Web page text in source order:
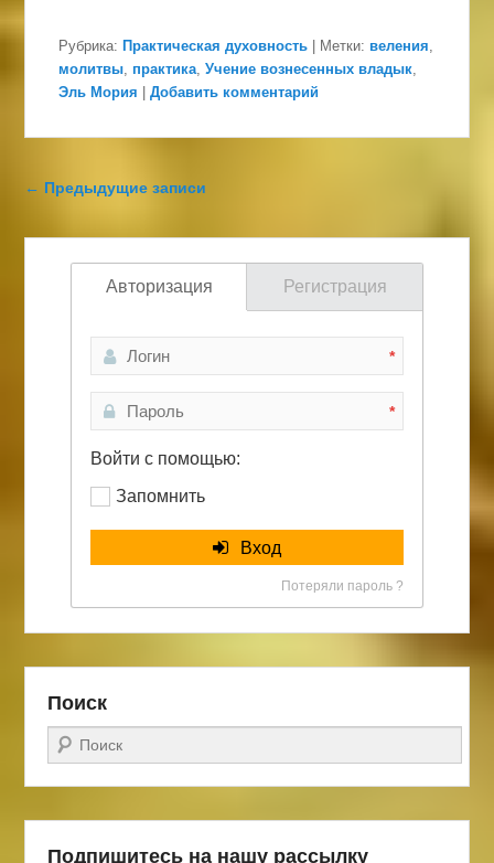
Рубрика: Практическая духовность Метки: веления
молитвы практика ,Учение вознесенных владык
Эль Мория
|Добавить комментарий
Навигация по записям
← Предыдущие записи
Авторизация Регистрация
*
*
Войти с помощью:
Запомнить
Вход
Потеряли пароль ?
Поиск
Поиск
Подпишитесь на нашу рассылку